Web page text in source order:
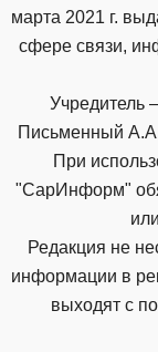
марта 2021 г.
сфере связи,
Письменный
При
"СарИнформ"
Редакция не
информации в
выходят с